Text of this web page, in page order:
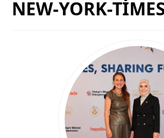
NEW-YORK-